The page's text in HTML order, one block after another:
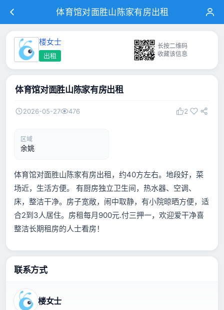
体育馆对面胜山陈家有房出租
楼女士
出租
长按二维码
收藏该信息
体育馆对面胜山陈家有房出租
2026-05-27 476 2
区域
余姚
体育馆对面胜山陈家有房出租，约40方左右。地段好，菜
场近，生活方便。 有厨房独立卫生间，热水器、空调、
床，整洁干净。房子宽敞，闹中取静，有小院晾晒方便，适
合2到3人居住。房租每月900元.付三押一，欢迎爱干净喜
整洁长期租房的人士看房！
联系方式
楼女士